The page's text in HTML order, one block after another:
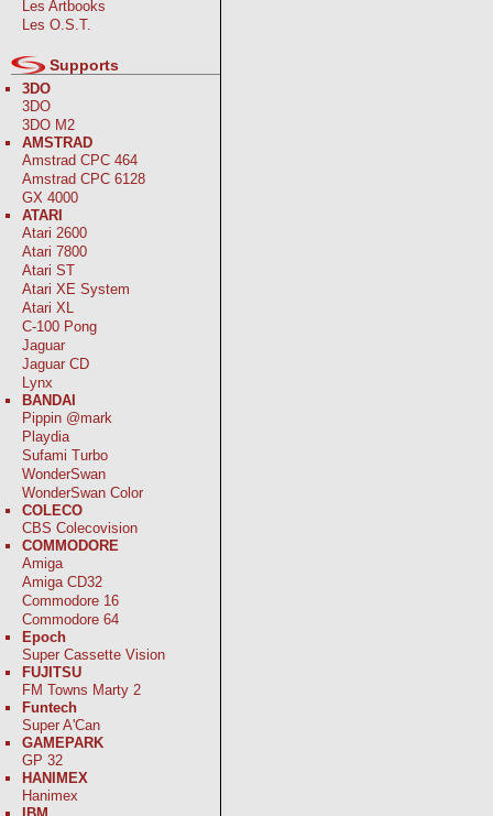
Les Artbooks
Les O.S.T.
Supports
3DO
3DO
3DO M2
AMSTRAD
Amstrad CPC 464
Amstrad CPC 6128
GX 4000
ATARI
Atari 2600
Atari 7800
Atari ST
Atari XE System
Atari XL
C-100 Pong
Jaguar
Jaguar CD
Lynx
BANDAI
Pippin @mark
Playdia
Sufami Turbo
WonderSwan
WonderSwan Color
COLECO
CBS Colecovision
COMMODORE
Amiga
Amiga CD32
Commodore 16
Commodore 64
Epoch
Super Cassette Vision
FUJITSU
FM Towns Marty 2
Funtech
Super A'Can
GAMEPARK
GP 32
HANIMEX
Hanimex